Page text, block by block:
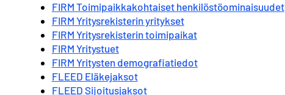
FIRM Toimipaikkakohtaiset henkilöstöominaisuudet
FIRM Yritysrekisterin yritykset
FIRM Yritysrekisterin toimipaikat
FIRM Yritystuet
FIRM Yritysten demografiatiedot
FLEED Eläkejaksot
FLEED Sijoitusjaksot